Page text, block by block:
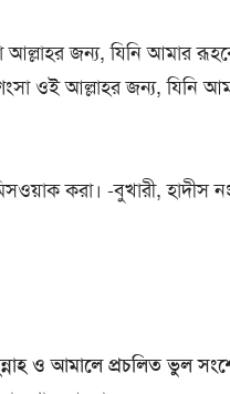
আল্লাহর জন্য, যিনি আমার
ওই আল্লাহর জন্য, যিনি
করা। -বুখারী, হাদীস
ও আমালে প্রচলিত ভুল